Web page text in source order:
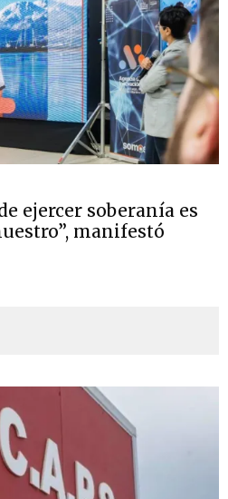
ejercer soberanía es
manifestó